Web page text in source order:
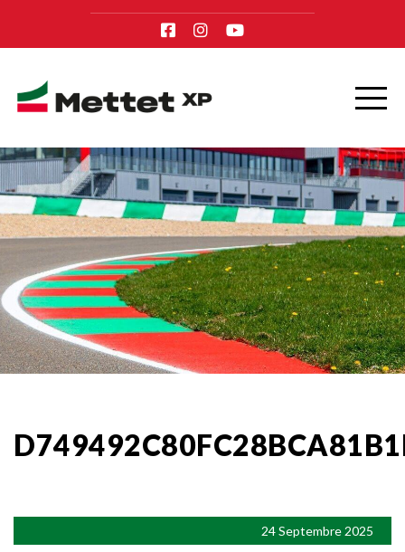
24 Septembre 2025